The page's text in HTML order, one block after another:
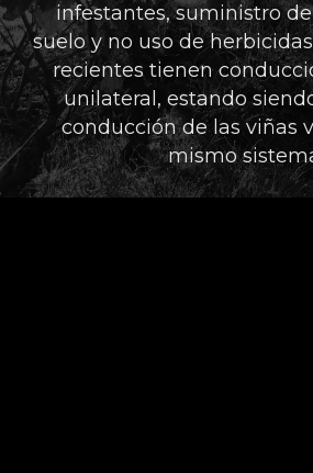
infestantes, suministro
suelo y no uso de
recientes tienen
unilateral, estando
conducción de las viñas
mismo